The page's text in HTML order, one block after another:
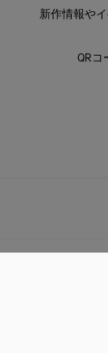
新作情報や
QRコ